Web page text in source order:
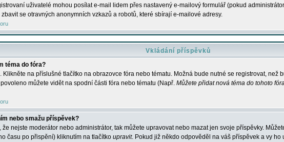
uživatelé mohou posílat e-mail lidem přes nastavený e-mailový formulář (pokud
se otravných anonymních vzkazů a robotů, které sbírají e-mailové adresy.
Vkládání příspěvků
téma do fóra?
Klikněte na příslušné tlačítko na obrazovce fóra nebo tématu. Možná bude nutné se registrovat, než
můžete vidět na spodní části fóra nebo tématu (Např. Můžete přidat nová téma do tohoto
nebo smažu příspěvek?
že nejste moderátor nebo administrátor, tak můžete upravovat nebo mazat jen svoje příspěvky.
času po přispění) kliknutím na tlačítko upravit. Pokud již někdo odpověděl na váš příspěvek a vy ho